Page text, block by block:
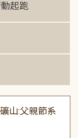
起跑
山:父親節系